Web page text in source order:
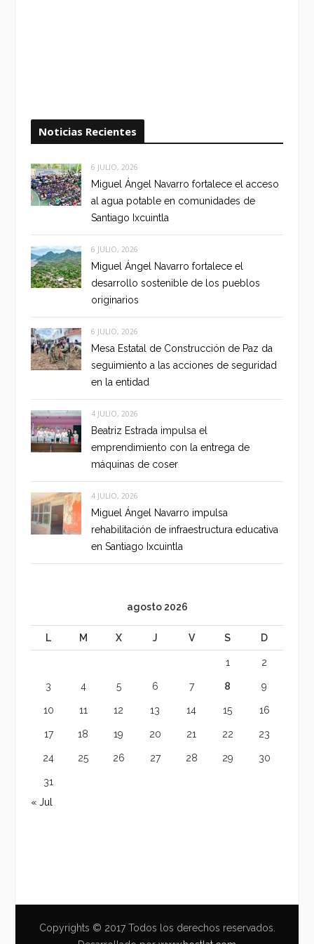
Noticias Recientes
6 JULIO, 2026
Miguel Ángel Navarro fortalece el acceso
al agua potable en comunidades de
Santiago Ixcuintla
6 JULIO, 2026
Miguel Ángel Navarro fortalece el
desarrollo sostenible de los pueblos
originarios
6 JULIO, 2026
Mesa Estatal de Construcción de Paz da
seguimiento a las acciones de seguridad
en la entidad
4 JULIO, 2026
Beatriz Estrada impulsa el
emprendimiento con la entrega de
máquinas de coser
4 JULIO, 2026
Miguel Ángel Navarro impulsa
rehabilitación de infraestructura educativa
en Santiago Ixcuintla
agosto 2026
L M X J V S D
1 2
3 4 5 6 7 8 9
10 11 12 13 14 15 16
17 18 19 20 21 22 23
24 25 26 27 28 29 30
31
« Jul
Copyrights © 2017 Todos los derechos reservados.